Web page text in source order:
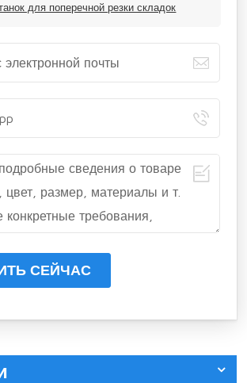
для поперечной резки складок
СЕЙЧАС